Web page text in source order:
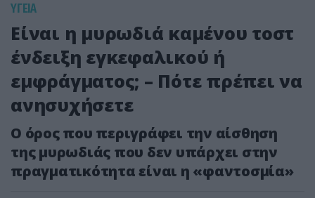
ΥΓΕΙΑ
Είναι η μυρωδιά καμένου τοστ
ένδειξη εγκεφαλικού ή
εμφράγματος; – Πότε πρέπει να
ανησυχήσετε
Ο όρος που περιγράφει την αίσθηση
της μυρωδιάς που δεν υπάρχει στην
πραγματικότητα είναι η «φαντοσμία»